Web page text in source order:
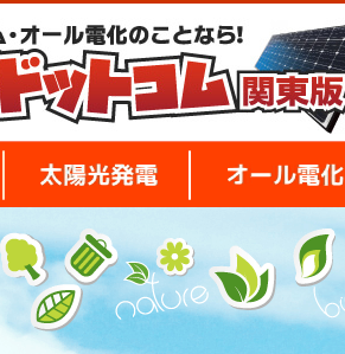
トップページ 太陽光発電